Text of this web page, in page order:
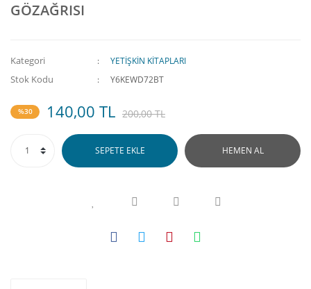
GÖZAĞRISI
Kategori YETİŞKİN KİTAPLARI
Stok Kodu Y6KEWD72BT
%30 140,00 TL 200,00 TL
SEPETE EKLE HEMEN AL